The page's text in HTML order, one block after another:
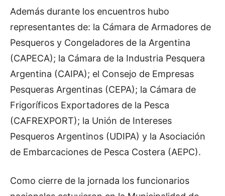
Además durante los encuentros hubo
representantes de: la Cámara de Armadores de
Pesqueros y Congeladores de la Argentina
(CAPECA); la Cámara de la Industria Pesquera
Argentina (CAIPA); el Consejo de Empresas
Pesqueras Argentinas (CEPA); la Cámara de
Frigoríficos Exportadores de la Pesca
(CAFREXPORT); la Unión de Intereses
Pesqueros Argentinos (UDIPA) y la Asociación
de Embarcaciones de Pesca Costera (AEPC).
Como cierre de la jornada los funcionarios